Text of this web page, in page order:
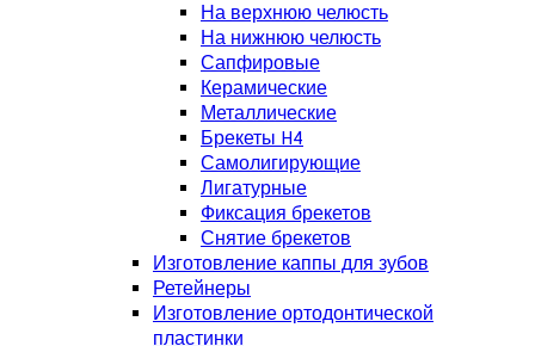
На верхнюю челюсть
На нижнюю челюсть
Сапфировые
Керамические
Металлические
Брекеты H4
Самолигирующие
Лигатурные
Фиксация брекетов
Снятие брекетов
Изготовление каппы для зубов
Ретейнеры
Изготовление ортодонтической
пластинки